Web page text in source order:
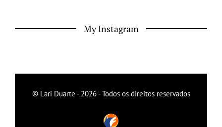
My Instagram
© Lari Duarte - 2026 - Todos os direitos reservados